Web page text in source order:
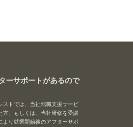
ーサポートがあるので
ストでは、当社転職支援サービ
方、もしくは、当社研修を受講
より就業開始後のアフターサポ